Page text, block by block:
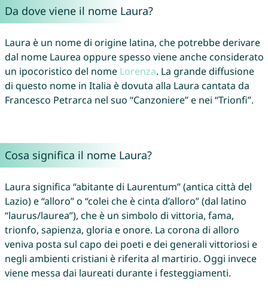
Da dove viene il nome Laura?
Laura è un nome di origine latina, che potrebbe derivare
dal nome Laurea oppure spesso viene anche considerato
un ipocoristico del nome Lorenza. La grande diffusione
di questo nome in Italia è dovuta alla Laura cantata da
Francesco Petrarca nel suo “Canzoniere” e nei “Trionfi”.
Cosa significa il nome Laura?
Laura significa “abitante di Laurentum” (antica città del
Lazio) e “alloro” o “colei che è cinta d’alloro” (dal latino
“laurus/laurea”), che è un simbolo di vittoria, fama,
trionfo, sapienza, gloria e onore. La corona di alloro
veniva posta sul capo dei poeti e dei generali vittoriosi e
negli ambienti cristiani è riferita al martirio. Oggi invece
viene messa dai laureati durante i festeggiamenti.